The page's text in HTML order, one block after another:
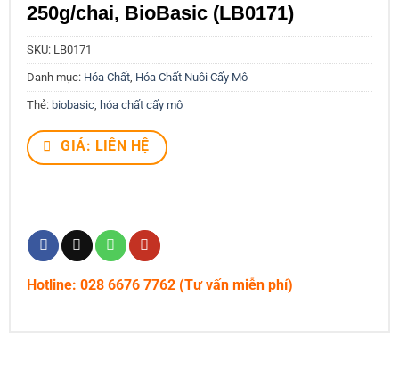
250g/chai, BioBasic (LB0171)
SKU: LB0171
Danh mục: Hóa Chất, Hóa Chất Nuôi Cấy Mô
Thẻ: biobasic, hóa chất cấy mô
GIÁ: LIÊN HỆ
Hotline: 028 6676 7762 (Tư vấn miễn phí)